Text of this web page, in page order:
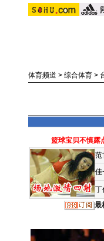
体育频道 > 综合体育 >
篮球宝贝不慎露
范
佳
丁
最